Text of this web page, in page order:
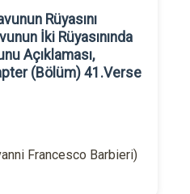
Rüyasını
İki Rüyasınında
Açıklaması,
(Bölüm) 41.Verse
Francesco Barbieri)